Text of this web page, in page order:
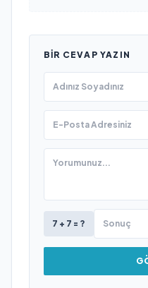
BIR CEVAP YAZIN
7 + 7 = ?